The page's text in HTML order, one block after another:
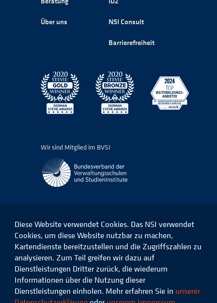
Über uns NSI Consult
Barrierefreiheit
Wir sind Mitglied im BVSI
Das
NSI
Facebook
Das
NSI
auf
LinkedIn
Das
NSI
auf
Instagram
Das
Xing
Datenschutz Impressum
Diese Website verwendet Cookies. Das NSI verwendet
Cookies, um diese Website nutzbar zu machen,
Kartendienste bereitzustellen und die Zugriffszahlen zu
analysieren. Zum Teil greifen wir dazu auf
Dienstleistungen Dritter zurück, die wiederum
Informationen über die Nutzung dieser
Dienstleistungen einholen. Mehr erfahren Sie in unserer